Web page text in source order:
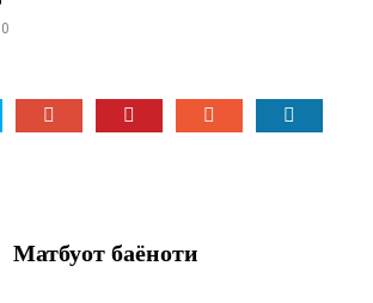
0
Матбуот баёноти